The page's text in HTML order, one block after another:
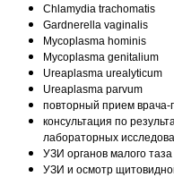
Chlamydia trachomatis
Gardnerella vaginalis
Mycoplasma hominis
Mycoplasma genitalium
Ureaplasma urealyticum
Ureaplasma parvum
повторный прием врача-
консультация по
лабораторных
УЗИ органов малого
УЗИ и осмотр